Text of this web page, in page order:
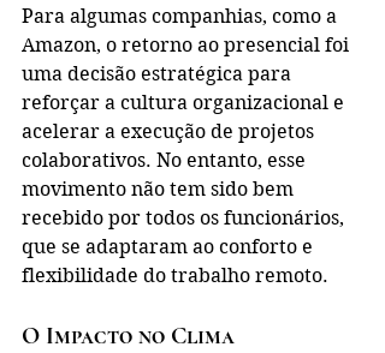
Para algumas companhias, como a
Amazon, o retorno ao presencial foi
uma decisão estratégica para
reforçar a cultura organizacional e
acelerar a execução de projetos
colaborativos. No entanto, esse
movimento não tem sido bem
recebido por todos os funcionários,
que se adaptaram ao conforto e
flexibilidade do trabalho remoto.
O Impacto no Clima